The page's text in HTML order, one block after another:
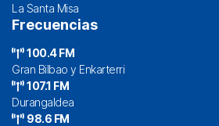
La Santa Misa
Frecuencias
100.4 FM
Gran Bilbao y Enkarterri
107.1 FM
Durangaldea
98.6 FM